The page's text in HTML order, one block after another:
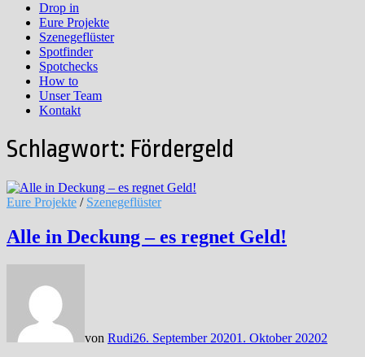
Drop in
Eure Projekte
Szenegeflüster
Spotfinder
Spotchecks
How to
Unser Team
Kontakt
Schlagwort: Fördergeld
Eure Projekte / Szenegeflüster
Alle in Deckung – es regnet Geld!
von Rudi26. September 20201. Oktober 20202